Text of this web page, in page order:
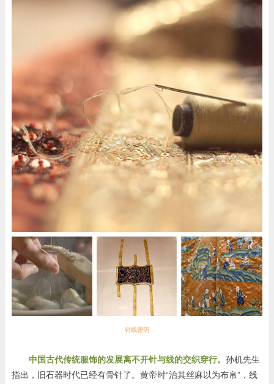
针线密码
中国古代传统服饰的发展离不开针与线的交织穿行。 孙机先生
指出，旧石器时代已经有骨针了。黄帝时“治其丝麻以为布帛”，线